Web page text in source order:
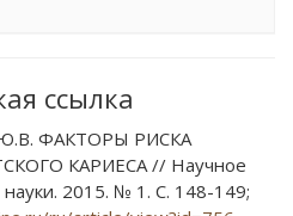
ссылка
ФАКТОРЫ РИСКА
КАРИЕСА // Научное
2015. № 1. С. 148-149;